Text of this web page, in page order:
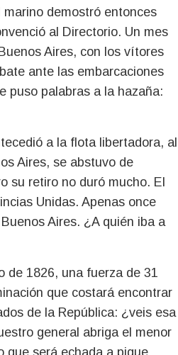
demostró entonces
al Directorio. Un mes
Aires, con los vítores
ante las embarcaciones
puso palabras a la hazaña:
a la flota libertadora, al
Aires, se abstuvo de
su retiro no duró mucho. El
Unidas. Apenas once
Aires. ¿A quién iba a
de 1826, una fuerza de 31
que costará encontrar
de la República: ¿veis esa
general abriga el menor